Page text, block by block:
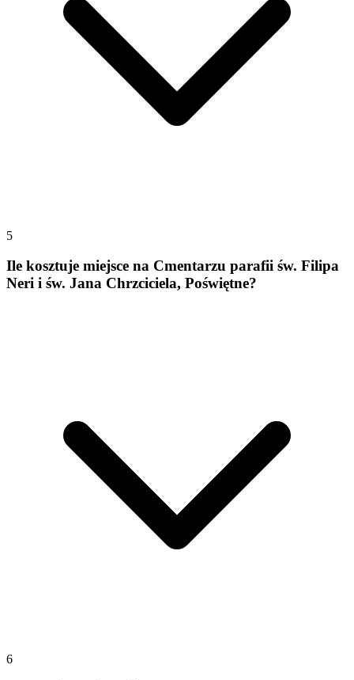
5
Ile kosztuje miejsce na Cmentarzu parafii św. Filipa
Neri i św. Jana Chrzciciela, Poświętne?
6